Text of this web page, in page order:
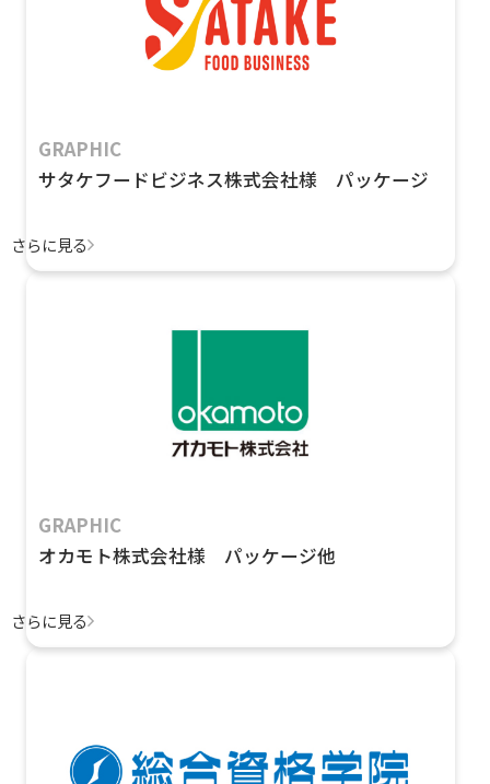
GRAPHIC
サタケフードビジネス株式会社様 パッケージ
さらに見る
GRAPHIC
オカモト株式会社様 パッケージ他
さらに見る